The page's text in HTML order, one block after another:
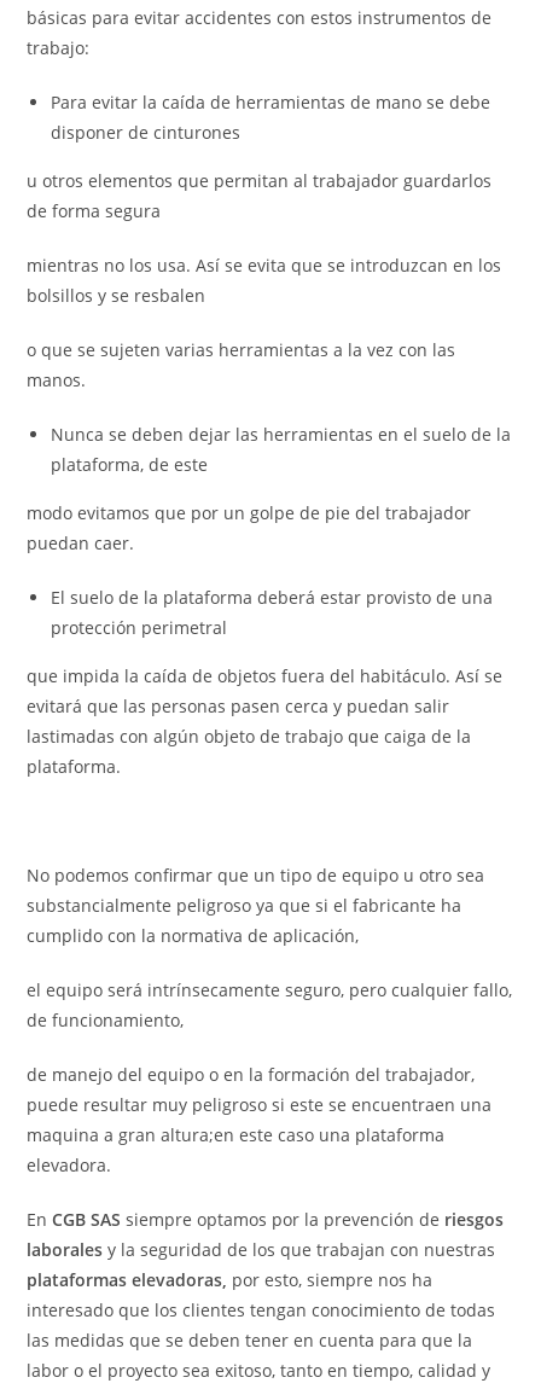
básicas para evitar accidentes con estos instrumentos de
trabajo:
Para evitar la caída de herramientas de mano se debe
disponer de cinturones
u otros elementos que permitan al trabajador guardarlos
de forma segura
mientras no los usa. Así se evita que se introduzcan en los
bolsillos y se resbalen
o que se sujeten varias herramientas a la vez con las
manos.
Nunca se deben dejar las herramientas en el suelo de la
plataforma, de este
modo evitamos que por un golpe de pie del trabajador
puedan caer.
El suelo de la plataforma deberá estar provisto de una
protección perimetral
que impida la caída de objetos fuera del habitáculo. Así se
evitará que las personas pasen cerca y puedan salir
lastimadas con algún objeto de trabajo que caiga de la
plataforma.
No podemos confirmar que un tipo de equipo u otro sea
substancialmente peligroso ya que si el fabricante ha
cumplido con la normativa de aplicación,
el equipo será intrínsecamente seguro, pero cualquier fallo,
de funcionamiento,
de manejo del equipo o en la formación del trabajador,
puede resultar muy peligroso si este se encuentraen una
maquina a gran altura;en este caso una plataforma
elevadora.
EnCGB SAS siempre optamos por la prevención de riesgos
laboralesy la seguridad de los que trabajan con nuestras
plataformas elevadoras, por esto, siempre nos ha
interesado que los clientes tengan conocimiento de todas
las medidas que se deben tener en cuenta para que la
labor o el proyecto sea exitoso, tanto en tiempo, calidad y